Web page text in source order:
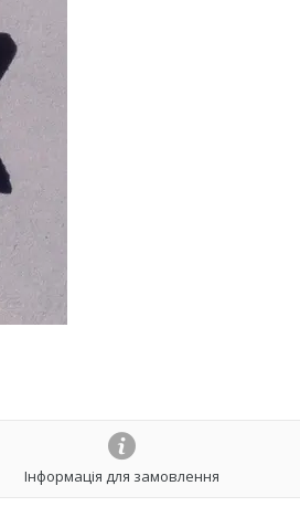
Інформація для замовлення